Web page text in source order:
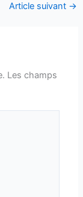
Article suivant →
Les champs